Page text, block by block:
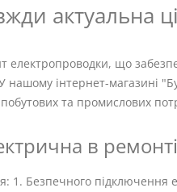
актуальна
електропроводки, що
інтернет-магазині
та промислових
в ремонті
1. Безпечного